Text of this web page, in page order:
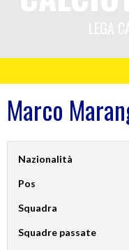
Marco
Nazionalità
Pos
Squadra
Squadre passate